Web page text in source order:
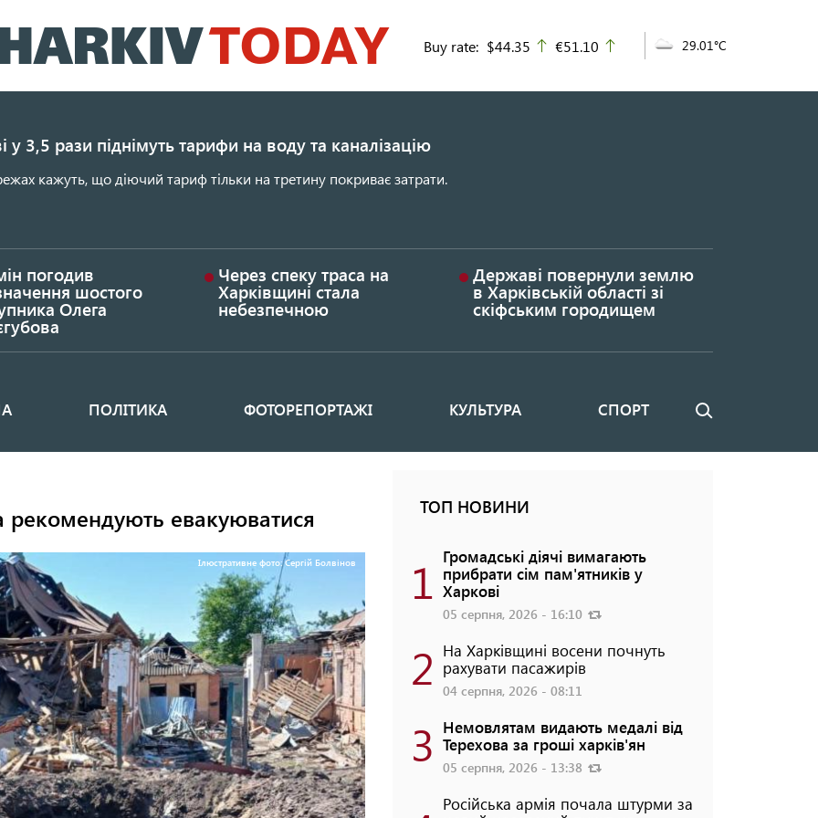
до
основного
Buy rate: $44.35 up
€51.10 29.01°C
у 3,5 рази піднімуть тарифи на воду та каналізацію
кажуть, що діючий тариф тільки на третину покриває затрати.
погодив
шостого
Олега
Через спеку траса на
Харківщині стала
небезпечною
Державі повернули землю
в Харківській області зі
скіфським городищем
ПОЛІТИКА ФОТОРЕПОРТАЖІ КУЛЬТУРА СПОРТ Пошук
евакуюватися
Ілюстративне фото: Сергій Болвінов
ТОП НОВИНИ
1 Громадські діячі вимагають
прибрати сім пам'ятників у
Харкові
05 серпня, 2026 - 16:10
2 На Харківщині восени почнуть
рахувати пасажирів
04 серпня, 2026 - 08:11
3 Немовлятам видають медалі від
Терехова за гроші харків'ян
05 серпня, 2026 - 13:38
Російська армія почала штурми за